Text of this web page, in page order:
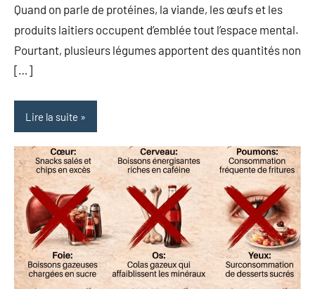
Quand on parle de protéines, la viande, les œufs et les
produits laitiers occupent d’emblée tout l’espace mental.
Pourtant, plusieurs légumes apportent des quantités non
[…]
Lire la suite